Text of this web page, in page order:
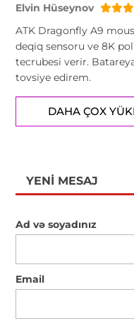
Elvin Hüseynov
ATK Dragonfly A9
deqiq sensoru ve 8K
tecrubesi verir.
tovsiye edirem.
DAHA ÇOX
YENI MESAJ
Ad və soyadınız
Email